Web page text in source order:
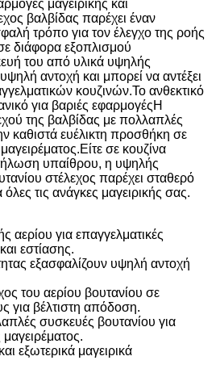
μαγειρικής και
βαλβίδας παρέχει έναν
τρόπο για τον έλεγχο της ροής
διάφορα εξοπλισμού
του από υλικά υψηλής
αντοχή και μπορεί να αντέξει
κουζινών.Το ανθεκτικό
για βαριές εφαρμογέςΗ
της βαλβίδας με πολλαπλές
καθιστά ευέλικτη προσθήκη σε
σε κουζίνα
υπαίθρου, η υψηλής
στέλεχος παρέχει σταθερό
τις ανάγκες μαγειρικής σας.
αερίου για επαγγελματικές
εστίασης.
εξασφαλίζουν υψηλή αντοχή
του αερίου βουτανίου σε
για βέλτιστη απόδοση.
συσκευές βουτανίου για
μαγειρέματος.
εξωτερικά μαγειρικά